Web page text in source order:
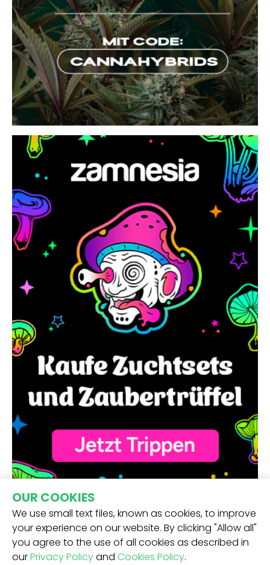
OUR COOKIES
We use small text files, known as cookies, to improve
your experience on our website. By clicking "Allow all"
you agree to the use of all cookies as described in
ourPrivacy Policyand Cookies Policy.